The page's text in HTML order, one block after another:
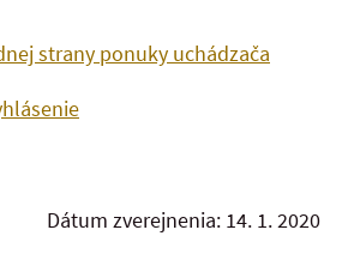
strany ponuky uchádzača
Dátum zverejnenia: 14. 1. 2020